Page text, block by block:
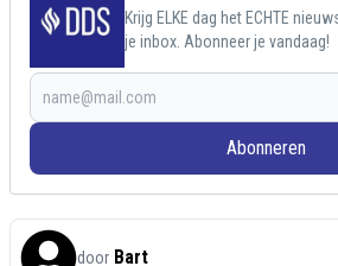
Krijg ELKE dag het ECHTE
je inbox. Abonneer je vandaag!
Abonneren
door Bart